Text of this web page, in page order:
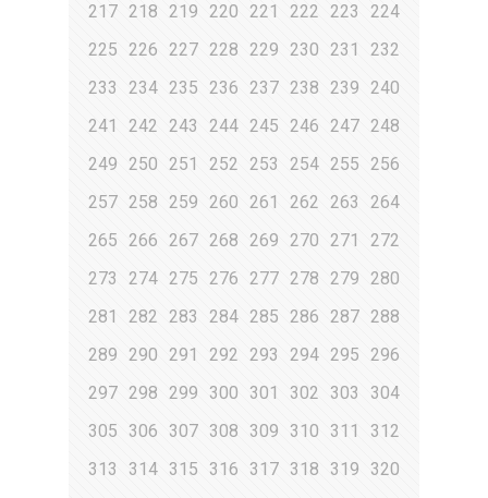
217 218 219 220 221 222 223
224
225 226 227 228 229 230 231
232
233
234 235 236 237 238 239 240
241
242 243 244 245 246 247 248
249 250 251 252 253 254 255 256
257 258 259 260 261 262 263
264
265 266 267 268 269 270 271
272
273
274 275 276 277 278 279 280
281
282 283 284 285 286 287 288
289 290 291 292 293 294 295 296
297 298 299 300 301 302 303
304
305
306 307 308 309 310 311
312
313
314 315 316 317 318 319
320